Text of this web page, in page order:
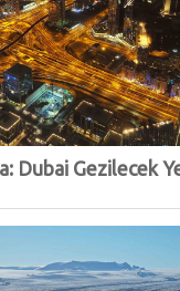
Dubai Gezilecek